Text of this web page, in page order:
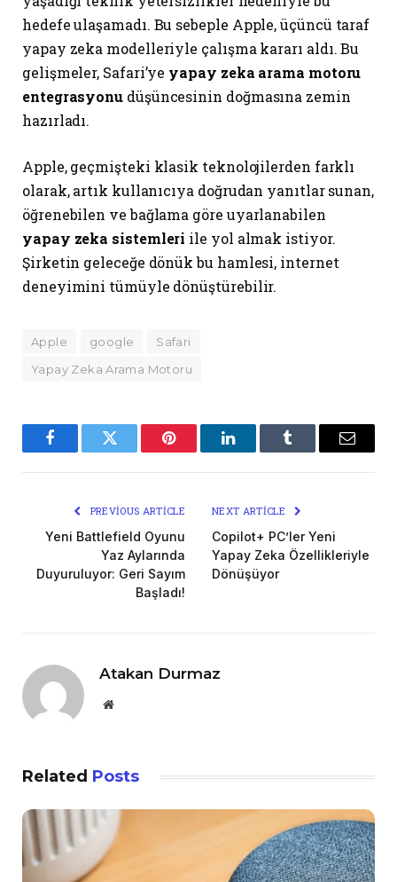
hedefe ulaşamadı. Bu sebeple Apple, üçüncü taraf
yapay zeka modelleriyle çalışma kararı aldı. Bu
gelişmeler, Safari’ye yapay zeka arama motoru
entegrasyonu düşüncesinin doğmasına zemin
hazırladı.
Apple, geçmişteki klasik teknolojilerden farklı
olarak, artık kullanıcıya doğrudan yanıtlar sunan,
öğrenebilen ve bağlama göre uyarlanabilen
yapay zeka sistemleri ile yol almak istiyor.
Şirketin geleceğe dönük bu hamlesi, internet
deneyimini tümüyle dönüştürebilir.
Apple google
Safari
Yapay Zeka Arama Motoru
FacebookTwitter Pinterest LinkedInTumblr Email
PREVIOUS ARTICLE
Yeni Battlefield Oyunu
Yaz Aylarında
Duyuruluyor: Geri Sayım
Başladı!
NEXT ARTICLE
Copilot+ PC’ler Yeni
Yapay Zeka Özellikleriyle
Dönüşüyor
Atakan Durmaz
Website
Related Posts